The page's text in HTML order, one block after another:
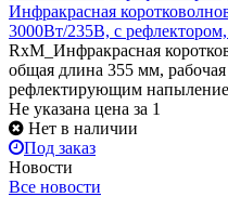
Инфракрасная
3000Вт/235В, с
RxM_Инфракрасная
общая длина 355 мм,
рефлектирующим
Не указана цена за 1
Нет в наличии
Под заказ
Новости
Все новости